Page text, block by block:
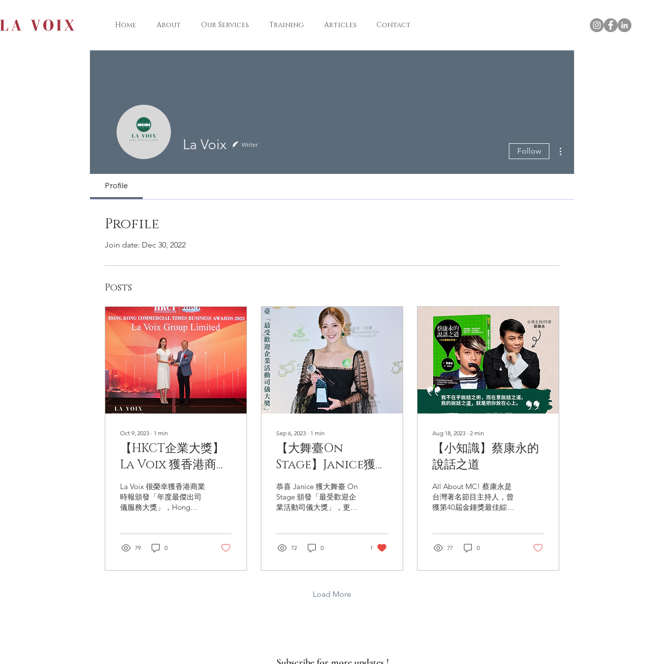
Home About Our Services Training Articles Contact
La Voix Writer
Follow
Profile
Profile
Join date: Dec 30, 2022
Posts
Oct 9, 2023 ∙ 1 min
【HKCT企業大獎】
La Voix 獲香港商業
時報頒發「年度最傑
出司儀服務大獎」
La Voix 很榮幸獲香港商業
時報頒發「年度最傑出司
儀服務大獎」，Hong
根據企業成就、市場競
此等準則評選得獎者，旨
79 0
Sep 6, 2023 ∙ 1 min
【大舞臺On
Stage】Janice獲頒
「最受歡迎企業活動
司儀大獎」
恭喜 Janice 獲大舞臺 On
Stage 頒發「最受歡迎企
業活動司儀大獎」，更成
久的活動製作公司，日前
頒發了五年一屆的最受歡
項由企業客戶一人一票投
72 0 1
Aug 18, 2023 ∙ 2 min
【小知識】蔡康永的
說話之道
All About MC! 蔡康永是
台灣著名節目主持人，曾
獲第40屆金鐘獎最佳綜藝
演的蔡康永，對於溝通說
《蔡康永的說話之道》一
77 0
Load More